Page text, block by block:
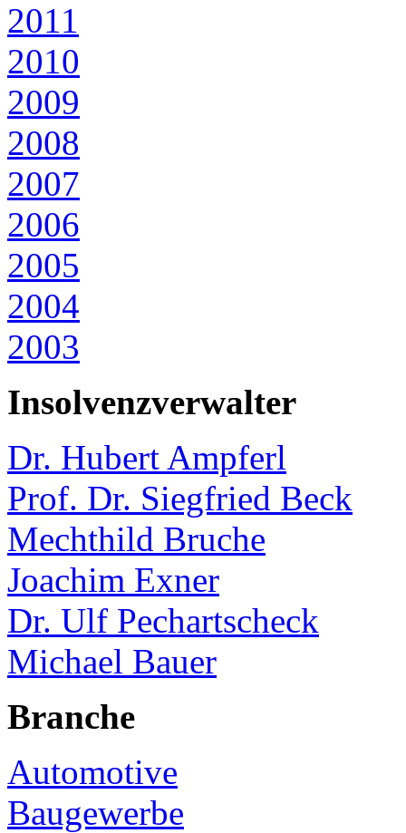
2011
2010
2009
2008
2007
2006
2005
2004
2003
Insolvenzverwalter
Dr. Hubert Ampferl
Prof. Dr. Siegfried Beck
Mechthild Bruche
Joachim Exner
Dr. Ulf Pechartscheck
Michael Bauer
Branche
Automotive
Baugewerbe